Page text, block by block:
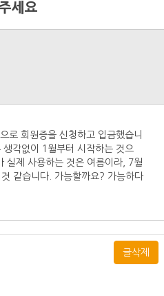
세요
로 회원증을 신청하고 입금했습니
각없이 1월부터 시작하는 것으
실제 사용하는 것은 여름이라, 7월
같습니다. 가능할까요? 가능하다
글삭제